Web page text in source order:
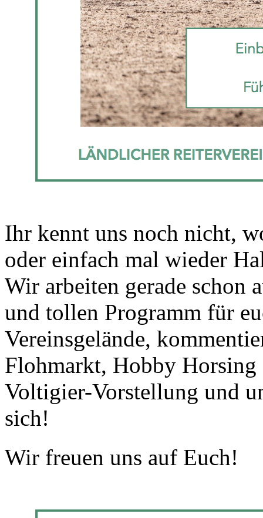
Ihr kennt uns noch nicht,
oder einfach mal wieder
Wir arbeiten gerade schon
und tollen Programm für
Vereinsgelände,
Flohmarkt, Hobby Horsing
Voltigier-Vorstellung und
sich!
Wir freuen uns auf